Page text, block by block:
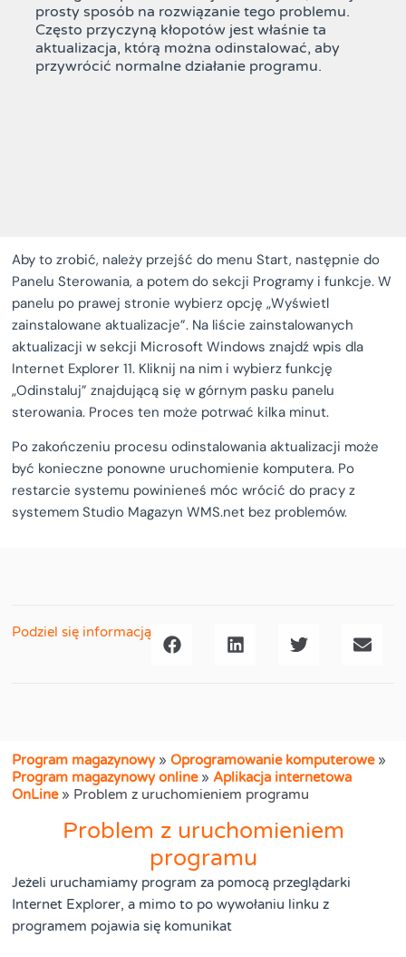
prosty sposób na rozwiązanie tego problemu.
Często przyczyną kłopotów jest właśnie ta
aktualizacja, którą można odinstalować, aby
przywrócić normalne działanie programu.
Aby to zrobić, należy przejść do menu Start, następnie do
Panelu Sterowania, a potem do sekcji Programy i funkcje. W
panelu po prawej stronie wybierz opcję „Wyświetl
zainstalowane aktualizacje”. Na liście zainstalowanych
aktualizacji w sekcji Microsoft Windows znajdź wpis dla
Internet Explorer 11. Kliknij na nim i wybierz funkcję
„Odinstaluj” znajdującą się w górnym pasku panelu
sterowania. Proces ten może potrwać kilka minut.
Po zakończeniu procesu odinstalowania aktualizacji może
być konieczne ponowne uruchomienie komputera. Po
restarcie systemu powinieneś móc wrócić do pracy z
systemem Studio Magazyn WMS.net bez problemów.
Podziel się informacją
Program magazynowy»Oprogramowanie komputerowe»
Program magazynowy online»Aplikacja internetowa
OnLine» Problem z uruchomieniem programu
Problem z uruchomieniem
programu
Jeżeli uruchamiamy program za pomocą przeglądarki
Internet Explorer, a mimo to po wywołaniu linku z
programem pojawia się komunikat